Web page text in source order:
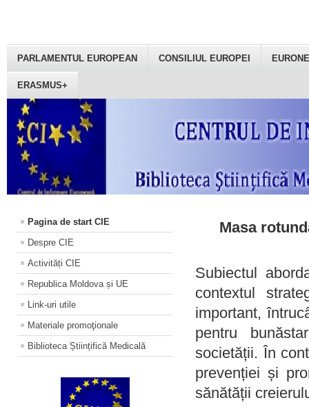
PARLAMENTUL EUROPEAN CONSILIUL EUROPEI
ERASMUS+
Pagina de start CIE
Despre CIE
Activități CIE
Republica Moldova și UE
Link-uri utile
Materiale promoţionale
Biblioteca Științifică Medicală
Masa
Subiectul
contextul
important,
pentru
societății. În
prevenției și
sănătății